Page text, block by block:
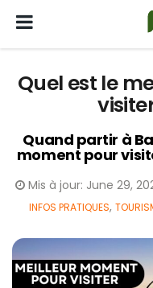
Quel est le
Quand partir à
moment pour
Mis à jour: June 29,
INFOS PRATIQUES,